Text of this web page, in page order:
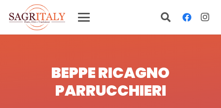
BEPPE RICAGNO
PARRUCCHIERI